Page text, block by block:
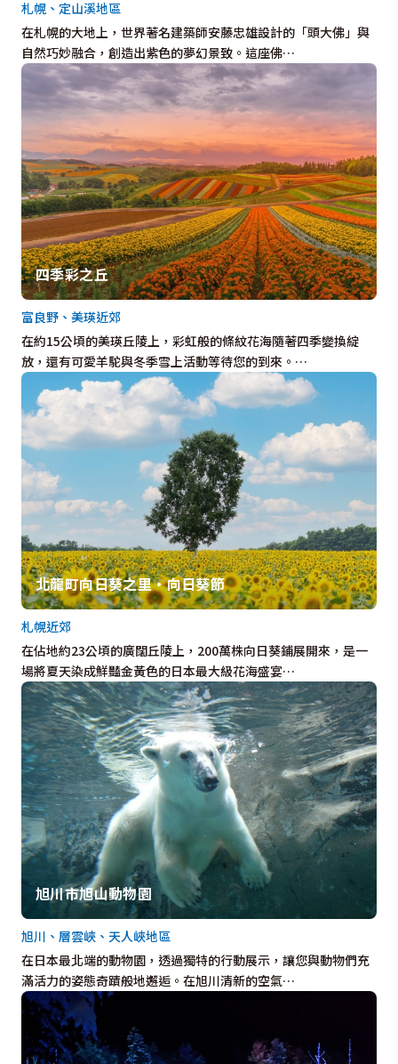
在札幌的大地上，世界著名建築師安藤忠雄設計的「頭大佛」與
自然巧妙融合，創造出紫色的夢幻景致。這座佛…
札幌、定山溪地區
四季彩之丘
在約15公頃的美瑛丘陵上，彩虹般的條紋花海隨著四季變換綻
放，還有可愛羊駝與冬季雪上活動等待您的到來。…
富良野、美瑛近郊
北龍町向日葵之里・向日葵節
在佔地約23公頃的廣闊丘陵上，200萬株向日葵鋪展開來，是一
場將夏天染成鮮豔金黃色的日本最大級花海盛宴…
札幌近郊
旭川市旭山動物園
在日本最北端的動物園，透過獨特的行動展示，讓您與動物們充
滿活力的姿態奇蹟般地邂逅。在旭川清新的空氣…
旭川、層雲峽、天人峽地區